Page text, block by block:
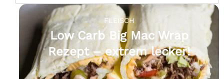
FLEISCH
Low Carb Big Mac Wrap
Rezept – extrem lecker!